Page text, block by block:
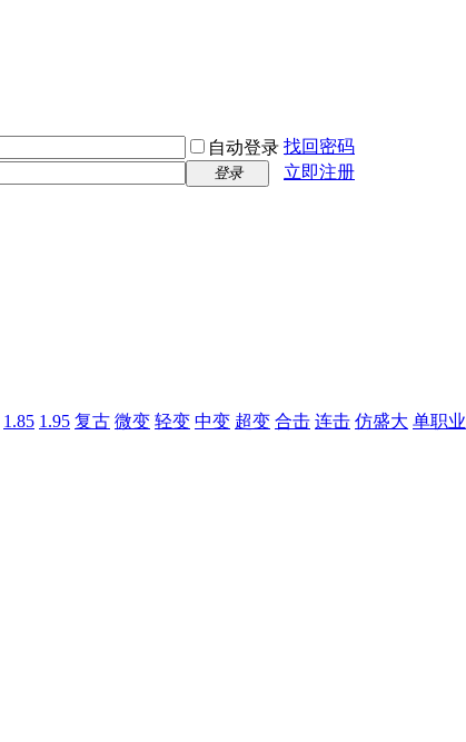
自动登录 找回密码
登录
立即注册
1.85 1.95 复古 微变 轻变 中变 超变 合击 连击 仿盛大 单职业